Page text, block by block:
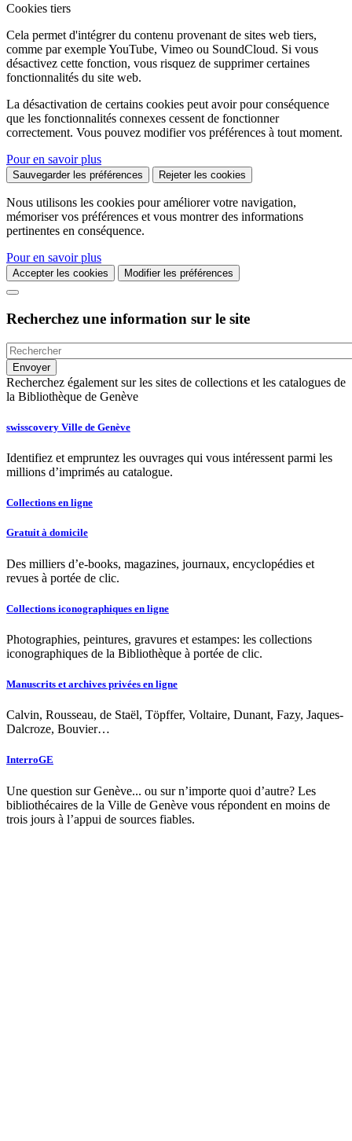
Cookies tiers
Cela permet d'intégrer du contenu provenant de sites web tiers,
comme par exemple YouTube, Vimeo ou SoundCloud. Si vous
désactivez cette fonction, vous risquez de supprimer certaines
fonctionnalités du site web.
La désactivation de certains cookies peut avoir pour conséquence
que les fonctionnalités connexes cessent de fonctionner
correctement. Vous pouvez modifier vos préférences à tout moment.
Pour en savoir plus
Sauvegarder les préférences Rejeter les cookies
Nous utilisons les cookies pour améliorer votre navigation,
mémoriser vos préférences et vous montrer des informations
pertinentes en conséquence.
Pour en savoir plus
Accepter les cookies Modifier les préférences
Recherchez une information sur le site
Recherchez également sur les sites de collections et les catalogues de
la Bibliothèque de Genève
swisscovery Ville de Genève
Identifiez et empruntez les ouvrages qui vous intéressent parmi les
millions d’imprimés au catalogue.
Collections en ligne
Gratuit à domicile
Des milliers d’e-books, magazines, journaux, encyclopédies et
revues à portée de clic.
Collections iconographiques en ligne
Photographies, peintures, gravures et estampes: les collections
iconographiques de la Bibliothèque à portée de clic.
Manuscrits et archives privées en ligne
Calvin, Rousseau, de Staël, Töpffer, Voltaire, Dunant, Fazy, Jaques-
Dalcroze, Bouvier…
InterroGE
Une question sur Genève... ou sur n’importe quoi d’autre? Les
bibliothécaires de la Ville de Genève vous répondent en moins de
trois jours à l’appui de sources fiables.